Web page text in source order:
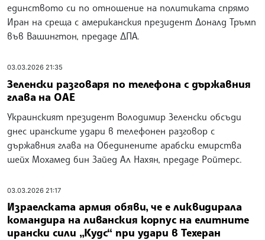
единството си по отношение на политиката спрямо
Иран на среща с американския президент Доналд Тръмп
във Вашингтон, предаде ДПА.
03.03.2026 21:35
Зеленски разговаря по телефона с държавния
глава на ОАЕ
Украинският президент Володимир Зеленски обсъди
днес иранските удари в телефонен разговор с
държавния глава на Обединените арабски емирства
шейх Мохамед бин Зайед Ал Нахян, предаде Ройтерс.
03.03.2026 21:17
Израелската армия обяви, че е ликвидирала
командира на ливанския корпус на елитните
ирански сили „Кудс“ при удари в Техеран